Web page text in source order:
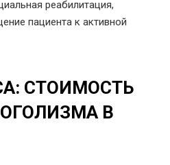
реабилитация,
пациента к активной
СТОИМОСТЬ
В